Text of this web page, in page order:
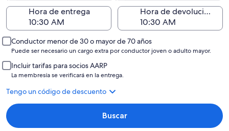
Hora de entrega
Hora de devolución
Conductor menor de 30 o mayor de 70 años
Puede ser necesario un cargo extra por conductor joven o adulto mayor.
Incluir tarifas para socios AARP
La membresía se verificará en la entrega.
Tengo un código de descuento
Buscar